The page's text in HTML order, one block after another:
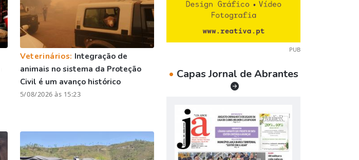
Veterinários: Integração de
animais no sistema da Proteção
Civil é um avanço histórico
5/08/2026 às 15:23
PUB
• Capas Jornal de Abrantes